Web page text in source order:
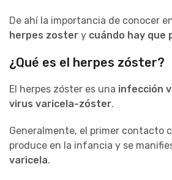
De ahí la importancia de conocer
herpes zoster y cuándo hay que
¿Qué es el herpes zóster?
El herpes zóster es una infección
virus varicela-zóster.
Generalmente, el primer contacto
produce en la infancia y se
varicela.